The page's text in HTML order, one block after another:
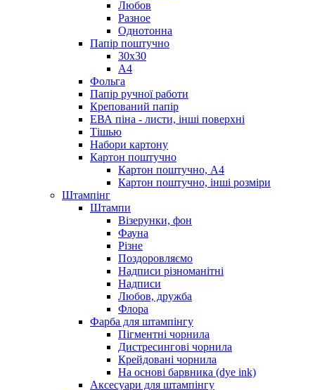
Любов
Разное
Однотонна
Папір поштучно
30х30
А4
Фольга
Папір ручної работи
Крепований папір
ЕВА піна - листи, інші поверхні
Тішью
Набори картону
Картон поштучно
Картон поштучно, А4
Картон поштучно, інші розміри
Штампінг
Штампи
Візерунки, фон
Фауна
Різне
Поздоровляємо
Надписи різноманітні
Надписи
Любов, дружба
Флора
Фарба для штампінгу
Пігментні чорнила
Дистресингові чорнила
Крейдовані чорнила
На основі барвника (dye ink)
Аксесуари для штампінгу